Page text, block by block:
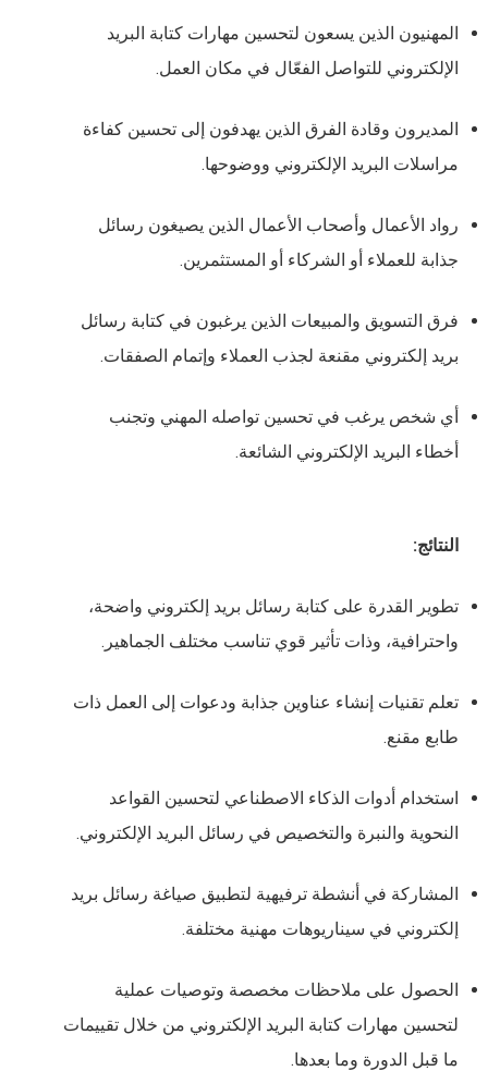
المهنيون الذين يسعون لتحسين مهارات كتابة البريد
الإلكتروني للتواصل الفعّال في مكان العمل.
المديرون وقادة الفرق الذين يهدفون إلى تحسين كفاءة
مراسلات البريد الإلكتروني ووضوحها.
رواد الأعمال وأصحاب الأعمال الذين يصيغون رسائل
جذابة للعملاء أو الشركاء أو المستثمرين.
فرق التسويق والمبيعات الذين يرغبون في كتابة رسائل
بريد إلكتروني مقنعة لجذب العملاء وإتمام الصفقات.
أي شخص يرغب في تحسين تواصله المهني وتجنب
أخطاء البريد الإلكتروني الشائعة.
النتائج:
تطوير القدرة على كتابة رسائل بريد إلكتروني واضحة،
واحترافية، وذات تأثير قوي تناسب مختلف الجماهير.
تعلم تقنيات إنشاء عناوين جذابة ودعوات إلى العمل ذات
طابع مقنع.
استخدام أدوات الذكاء الاصطناعي لتحسين القواعد
النحوية والنبرة والتخصيص في رسائل البريد الإلكتروني.
المشاركة في أنشطة ترفيهية لتطبيق صياغة رسائل بريد
إلكتروني في سيناريوهات مهنية مختلفة.
الحصول على ملاحظات مخصصة وتوصيات عملية
لتحسين مهارات كتابة البريد الإلكتروني من خلال تقييمات
ما قبل الدورة وما بعدها.